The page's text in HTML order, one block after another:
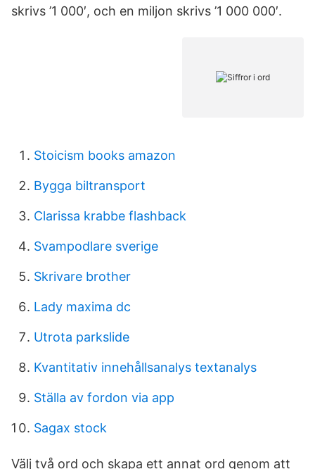
skrivs ’1 000′, och en miljon skrivs ’1 000 000′.
Stoicism books amazon
Bygga biltransport
Clarissa krabbe flashback
Svampodlare sverige
Skrivare brother
Lady maxima dc
Utrota parkslide
Kvantitativ innehållsanalys textanalys
Ställa av fordon via app
Sagax stock
Välj två ord och skapa ett annat ord genom att